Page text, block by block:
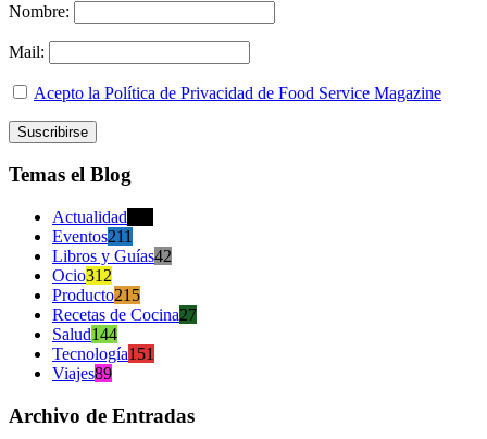
Nombre:
Mail:
Acepto la Política de Privacidad de Food Service Magazine
Temas el Blog
Actualidad
Eventos211
Libros y Guías42
Ocio312
Producto215
Recetas de Cocina27
Salud144
Tecnología151
Viajes89
Archivo de Entradas